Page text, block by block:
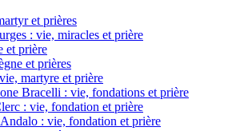
et prières
: vie, miracles et prière
et prière
et prières
martyre et prière
Bracelli : vie, fondations et prière
: vie, fondation et prière
: vie, fondation et prière